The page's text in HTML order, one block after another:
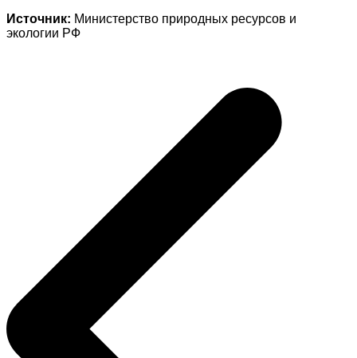
Источник: Министерство природных ресурсов и
экологии РФ